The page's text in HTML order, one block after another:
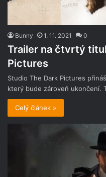
Bunny 1. 11. 2021 0
Trailer na čtvrtý
Pictures
Studio The Dark Pictures
který bude zároveň ukončení.
Celý článek »